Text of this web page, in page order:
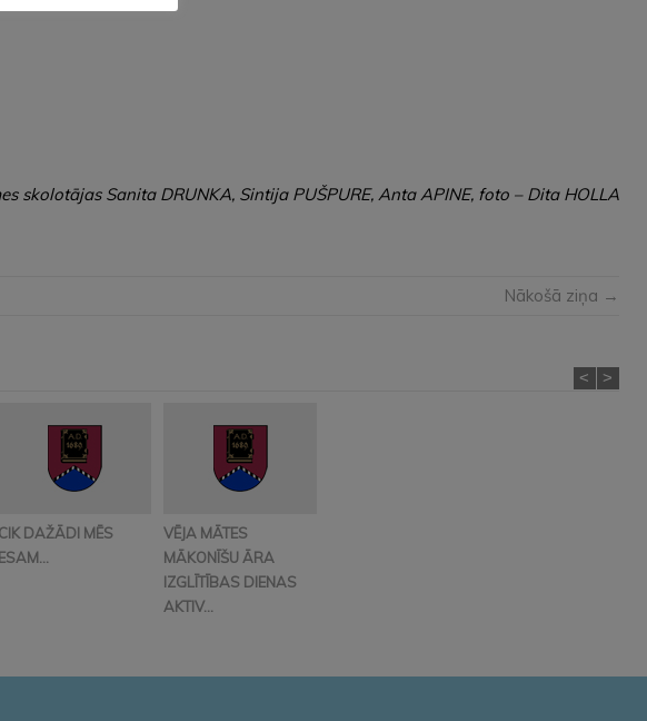
skolotājas Sanita DRUNKA, Sintija PUŠPURE, Anta APINE, foto – Dita HOLLA
Nākošā ziņa →
CIK DAŽĀDI MĒS
ESAM…
VĒJA MĀTES
MĀKONĪŠU ĀRA
IZGLĪTĪBAS DIENAS
AKTIV...
< >